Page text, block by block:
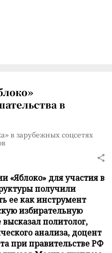
в
в зарубежных соцсетях
«Яблоко» для участия в
получили
ее как инструмент
избирательную
политолог,
анализа, доцент
при правительстве РФ